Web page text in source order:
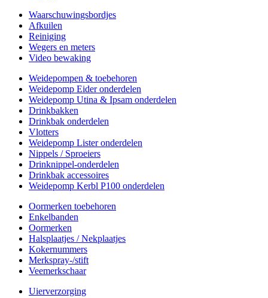
Waarschuwingsbordjes
Afkuilen
Reiniging
Wegers en meters
Video bewaking
Weidepompen & toebehoren
Weidepomp Eider onderdelen
Weidepomp Utina & Ipsam onderdelen
Drinkbakken
Drinkbak onderdelen
Vlotters
Weidepomp Lister onderdelen
Nippels / Sproeiers
Drinknippel-onderdelen
Drinkbak accessoires
Weidepomp Kerbl P100 onderdelen
Oormerken toebehoren
Enkelbanden
Oormerken
Halsplaatjes / Nekplaatjes
Kokernummers
Merkspray-/stift
Veemerkschaar
Uierverzorging